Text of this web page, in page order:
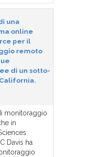
una
online
per il
remoto
di un sotto-
monitoraggio
in
Davis ha